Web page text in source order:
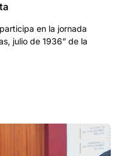
en la jornada
julio de 1936” de la